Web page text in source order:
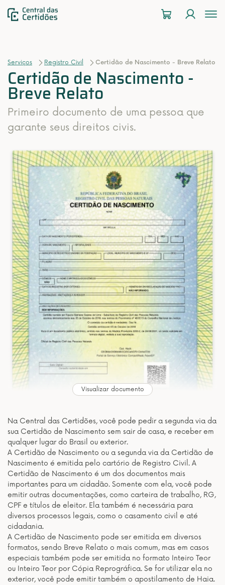
Serviços Registro Civil Certidão de Nascimento - Breve Relato
Certidão de Nascimento -
Breve Relato
Primeiro documento de uma pessoa que
garante seus direitos civis.
Visualizar documento
Na Central das Certidões, você pode pedir a segunda via da
sua Certidão de Nascimento sem sair de casa, e receber em
qualquer lugar do Brasil ou exterior.
A Certidão de Nascimento ou a segunda via da Certidão de
Nascimento é emitida pelo cartório de Registro Civil. A
Certidão de Nascimento é um dos documentos mais
importantes para um cidadão. Somente com ela, você pode
emitir outras documentações, como carteira de trabalho, RG,
CPF e títulos de eleitor. Ela também é necessária para
diversos processos legais, como o casamento civil e até
cidadania.
A Certidão de Nascimento pode ser emitida em diversos
formatos, sendo Breve Relato o mais comum, mas em casos
especiais também pode ser emitida no formato Inteiro Teor
ou Inteiro Teor por Cópia Reprográfica. Se for utilizar ela no
exterior, você pode emitir também o apostilamento de Haia.